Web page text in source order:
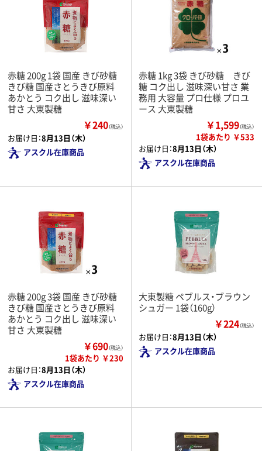
赤糖 200g 1袋 国産 きび砂糖
きび糖 国産さとうきび原料
あかとう コク出し 滋味深い
甘さ 大東製糖
￥240（税込）
お届け日：8月13日（木）
アスクル在庫商品
赤糖 1kg 3袋 きび砂糖 きび
糖 コク出し 滋味深い甘さ 業
務用 大容量 プロ仕様 プロユ
ース 大東製糖
￥1,599（税込）
1袋あたり ￥533
お届け日：8月13日（木）
アスクル在庫商品
赤糖 200g 3袋 国産 きび砂糖
きび糖 国産さとうきび原料
あかとう コク出し 滋味深い
甘さ 大東製糖
￥690（税込）
1袋あたり ￥230
お届け日：8月13日（木）
アスクル在庫商品
大東製糖 ペブルス・ブラウン
シュガー 1袋（160g）
￥224（税込）
お届け日：8月13日（木）
アスクル在庫商品